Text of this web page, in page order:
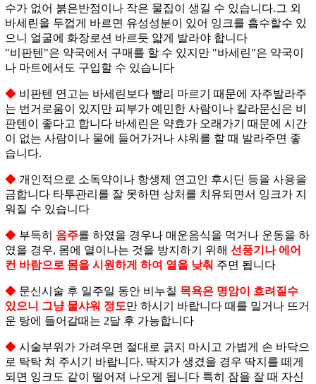
수가 없어 붉은반점이나 작은 물집이 생길 수 있습니다.그 외
바세린을 두껍게 바르면 유성성분이 있어 잉크를 흡수할수 있
으니 얼굴에 화장로션 바르듯 얇게 발라야 합니다
"비판텐"은 약국에서 구매를 할 수 있지만 "바세린"은 약국이
나 마트에서도 구입할 수 있습니다
◆ 비판텐 연고는 바세린보다 빨리 마르기 때문에 자주발라주
는 번거로움이 있지만 피부가 예민한 사람이나 칼라문신은 비
판텐이 좋다고 합니다 바세린은 약효가 오래가기 때문에 시간
이 없는 사람이나 물에 들어가거나 샤워를 할 때 발라주면 좋
습니다.
◆ 개인적으로 소독약이나 항생제 연고인 후시딘 등을 사용을
금합니다 타투관리를 잘 못하면 상처를 치유되면서 잉크가 지
워질 수 있습니다
◆ 부득히 음주를 하였을 경우나 매운음식을 먹거나 운동을 하
였을 경우, 몸에 열이나는 것을 방지하기 위해 선풍기나 에어
컨 바람으로 몸을 시원하게 하여 열을 낮춰 주면 됩니다
◆ 문신시술 후 일주일 동안 비누칠 목욕은 명암이 흐려질수
있으니 그냥 물샤워 정도만 하시기 바랍니다 때를 밀거나 뜨거
운 탕에 들어갈때는 2달 후 가능합니다
◆ 시술부위가 가려우면 절대로 긁지 마시고 가볍게 손 바닥으
로 탁탁 쳐 주시기 바랍니다. 딱지가 생겼을 경우 딱지를 떼게
되면 잉크도 같이 떨어져 나오게 됩니다 특히 잠을 잘 때 자신